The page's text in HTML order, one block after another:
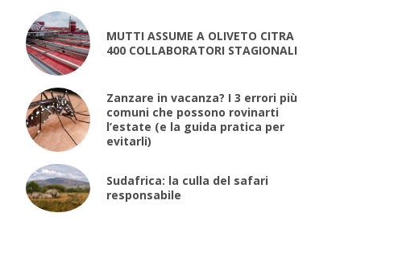
MUTTI ASSUME A OLIVETO CITRA
400 COLLABORATORI STAGIONALI
Zanzare in vacanza? I 3 errori più
comuni che possono rovinarti
l’estate (e la guida pratica per
evitarli)
Sudafrica: la culla del safari
responsabile